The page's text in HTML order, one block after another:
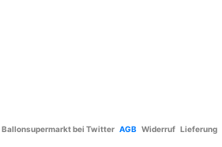
Ballonsupermarkt bei Twitter AGB Widerruf Lieferung